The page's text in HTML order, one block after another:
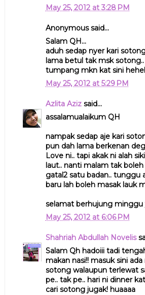
May 25, 2012 at 3:28 PM
Anonymous said...
Salam QH...
aduh sedap nyer kari
lama betul tak msk
tumpang mkn kat sini
May 25, 2012 at 5:29 PM
Azlita Azizsaid...
assalamualaikum QH
nampak sedap aje kari
pun dah lama berkenan
Love ni.. tapi akak ni alah
laut.. nanti malam tak
gatal2 satu badan.. tunggu
baru lah boleh masak lauk
selamat berhujung minggu
May 25, 2012 at 6:06 PM
Shahriah Abdullah Novelis
Salam Qh hadoiii tadi
makan nasi!! masuk sini ada
sotong walaupun terlewat
pe.. tak pe.. hari ni dinner
cari sotong jugak! huaaaa